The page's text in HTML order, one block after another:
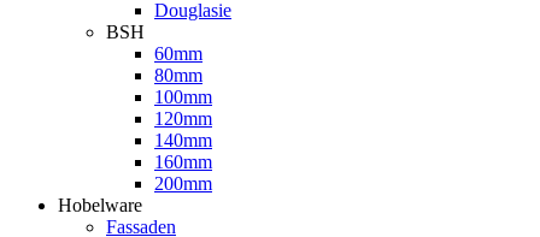
Douglasie
BSH
60mm
80mm
100mm
120mm
140mm
160mm
200mm
Hobelware
Fassaden